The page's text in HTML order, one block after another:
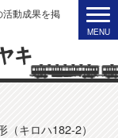
活動成果を掲
（キロハ182-2）